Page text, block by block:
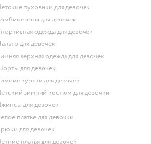
Детские пуховики для девочек
Комбинезоны для девочек
Спортивная одежда для девочек
Пальто для девочек
Зимняя верхняя одежда для девочек
Шорты для девочек
Зимние куртки для девочек
Детский зимний костюм для девочки
Джинсы для девочек
Белое платье для девочки
Брюки для девочек
Летние платья для девочек